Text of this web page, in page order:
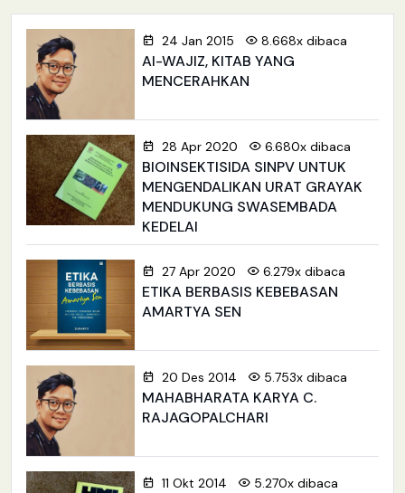
24 Jan 2015 8.668x dibaca
Al-WAJIZ, KITAB YANG
MENCERAHKAN
28 Apr 2020 6.680x dibaca
BIOINSEKTISIDA SlNPV UNTUK
MENGENDALIKAN URAT GRAYAK
MENDUKUNG SWASEMBADA
KEDELAI
27 Apr 2020 6.279x dibaca
ETIKA BERBASIS KEBEBASAN
AMARTYA SEN
20 Des 2014 5.753x dibaca
MAHABHARATA KARYA C.
RAJAGOPALCHARI
11 Okt 2014 5.270x dibaca